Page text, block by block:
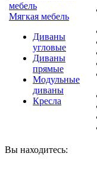
Мягкая мебель
Диваны
угловые
Диваны
прямые
Модульные
диваны
Кресла
Вы находитесь: